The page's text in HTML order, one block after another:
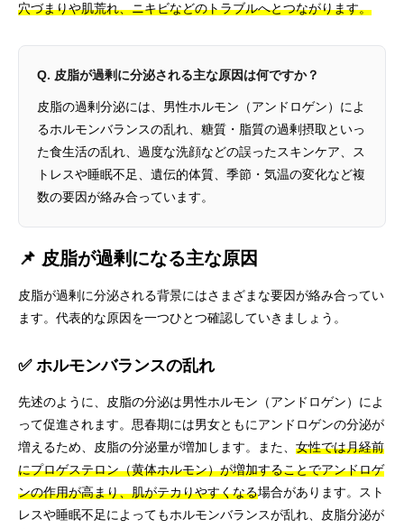
穴づまりや肌荒れ、ニキビなどのトラブルへとつながります。
Q. 皮脂が過剰に分泌される主な原因は何ですか？
皮脂の過剰分泌には、男性ホルモン（アンドロゲン）によ
るホルモンバランスの乱れ、糖質・脂質の過剰摂取といっ
た食生活の乱れ、過度な洗顔などの誤ったスキンケア、ス
トレスや睡眠不足、遺伝的体質、季節・気温の変化など複
数の要因が絡み合っています。
📌 皮脂が過剰になる主な原因
皮脂が過剰に分泌される背景にはさまざまな要因が絡み合ってい
ます。代表的な原因を一つひとつ確認していきましょう。
✅ ホルモンバランスの乱れ
先述のように、皮脂の分泌は男性ホルモン（アンドロゲン）によ
って促進されます。思春期には男女ともにアンドロゲンの分泌が
増えるため、皮脂の分泌量が増加します。また、 女性では月経前
にプロゲステロン（黄体ホルモン）が増加することでアンドロゲ
ンの作用が高まり、肌がテカりやすくなる場合があります。スト
レスや睡眠不足によってもホルモンバランスが乱れ、皮脂分泌が